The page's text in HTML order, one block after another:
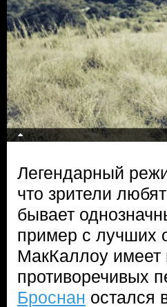
Легендарный
что зрители
бывает
пример с лучших
МакКаллоу имеет
противоречивых
Броснан остался